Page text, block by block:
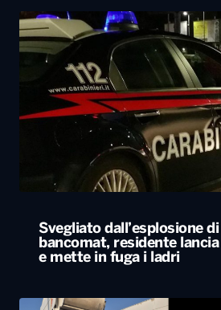
Svegliato dall’esplosione
bancomat, residente
e mette in fuga i ladri